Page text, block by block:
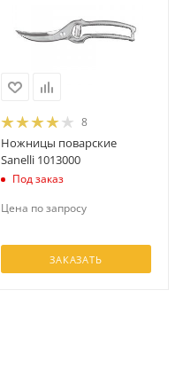
8
Ножницы поварские
Sanelli 1013000
Под заказ
Цена по запросу
ЗАКАЗАТЬ